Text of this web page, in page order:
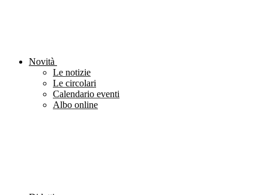
Novità
Le notizie
Le circolari
Calendario eventi
Albo online